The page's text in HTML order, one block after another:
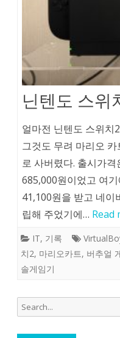
닌텐도 스위
얼마전 닌텐도 스위치
그것도 무려 마리오
로 사버렸다. 출시가
685,000원이었고 여
41,100원을 받고 네이
립해 주었기에… Read
IT, 기록
치2, 마리오카트, 버추얼
솔게임기
Search
for: